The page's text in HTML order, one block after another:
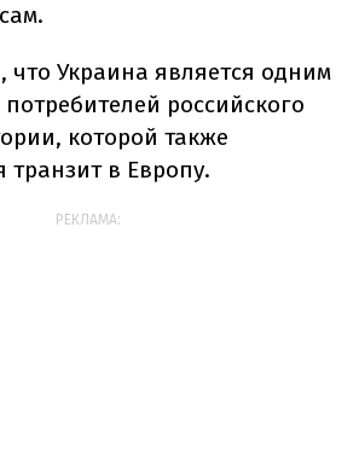
что Украина является одним
российского
которой также
транзит в Европу.
РЕКЛАМА: